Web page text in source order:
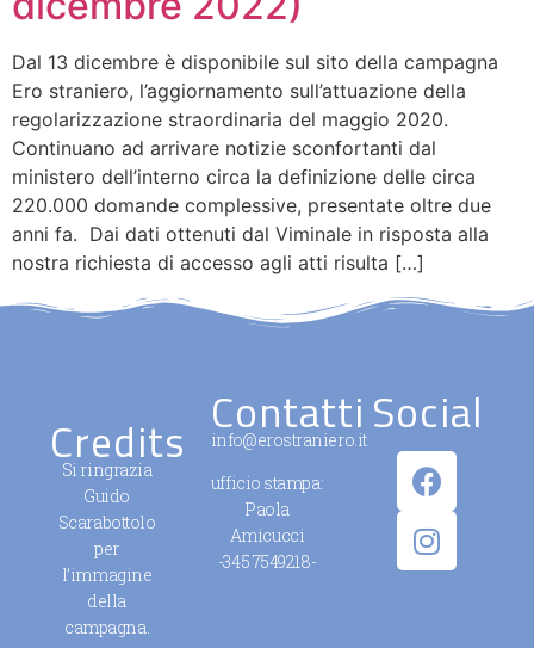
Dal 13 dicembre è disponibile sul sito della campagna
Ero straniero, l’aggiornamento sull’attuazione della
regolarizzazione straordinaria del maggio 2020.
Continuano ad arrivare notizie sconfortanti dal
ministero dell’interno circa la definizione delle circa
220.000 domande complessive, presentate oltre due
anni fa. Dai dati ottenuti dal Viminale in risposta alla
nostra richiesta di accesso agli atti risulta […]
Credits
Si ringrazia
Guido
Scarabottolo
per
l’immagine
della
campagna.
Contatti
info@erostraniero.it
ufficio stampa:
Paola
Amicucci
-345 7549218-
Social